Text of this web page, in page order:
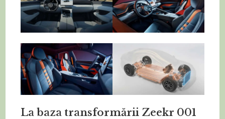
La baza transformării Zeekr 001